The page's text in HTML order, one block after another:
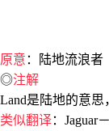
原意 ：陆地流浪者
◎注解
Land是陆地的意
类似翻译：Jaguar